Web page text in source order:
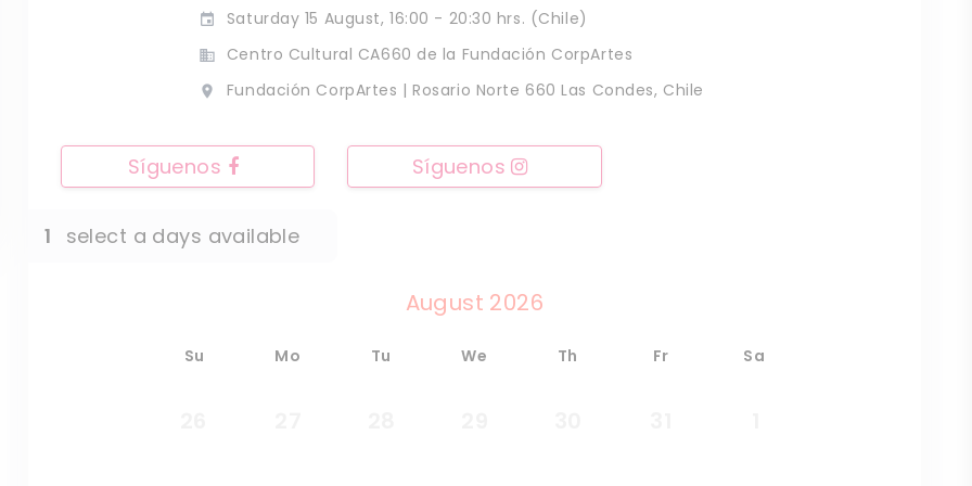
event Saturday 15 August, 16:00 - 20:30 hrs. (Chile)
business Centro Cultural CA660 de la Fundación CorpArtes
place Fundación CorpArtes | Rosario Norte 660 Las Condes, Chile
Síguenos Síguenos
select a days available
1
August 2026
Su Mo Tu We Th Fr Sa